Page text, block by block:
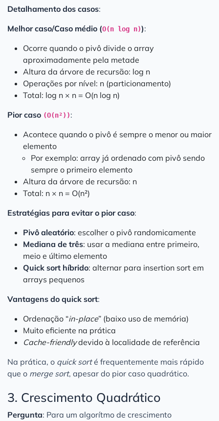
Detalhamento dos casos:
Melhor caso/Caso médio (O(n log n)):
Ocorre quando o pivô divide o array
aproximadamente pela metade
Altura da árvore de recursão: log n
Operações por nível: n (particionamento)
Total: log n × n = O(n log n)
Pior caso (O(n²)):
Acontece quando o pivô é sempre o menor ou maior
elemento
Por exemplo: array já ordenado com pivô sendo
sempre o primeiro elemento
Altura da árvore de recursão: n
Total: n × n = O(n²)
Estratégias para evitar o pior caso:
Pivô aleatório: escolher o pivô randomicamente
Mediana de três: usar a mediana entre primeiro,
meio e último elemento
Quick sort híbrido: alternar para insertion sort em
arrays pequenos
Vantagens do quick sort:
Ordenação “in-place” (baixo uso de memória)
Muito eficiente na prática
Cache-friendlydevido à localidade de referência
Na prática, o quick sorté frequentemente mais rápido
que o merge sort, apesar do pior caso quadrático.
3. Crescimento Quadrático
Pergunta: Para um algorítmo de crescimento